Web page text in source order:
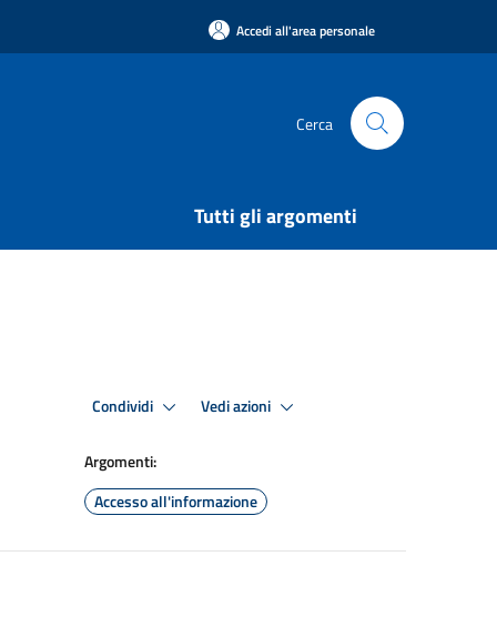
Accedi all'area personale
Cerca
Tutti gli argomenti
Condividi Vedi azioni
Argomenti:
Accesso all'informazione